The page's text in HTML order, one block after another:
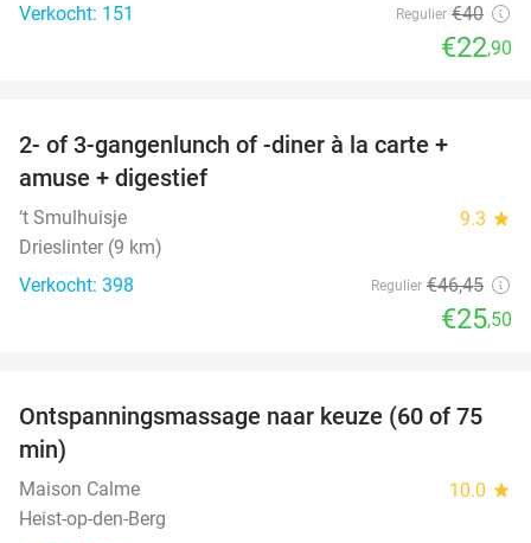
Verkocht: 151
Regulier €40
€22,90
2- of 3-gangenlunch of -diner à la carte +
amuse + digestief
‘t Smulhuisje 9.3 star
Drieslinter (9 km)
Verkocht: 398
Regulier €46,45
€25,50
50%
Ontspanningsmassage naar keuze (60 of 75
min)
Maison Calme 10.0 star
Heist-op-den-Berg